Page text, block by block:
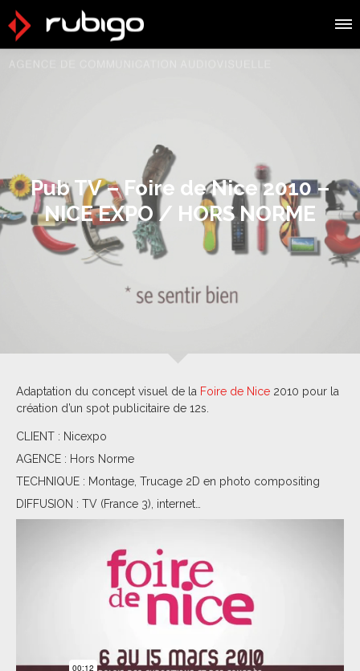
Pub TV – Foire de Nice 2010 –
NICE EXPO / HORS NORME
Adaptation du concept visuel de la Foire de Nice 2010 pour la
création d’un spot publicitaire de 12s.
CLIENT : Nicexpo
AGENCE : Hors Norme
TECHNIQUE : Montage, Trucage 2D en photo compositing
DIFFUSION : TV (France 3), internet…